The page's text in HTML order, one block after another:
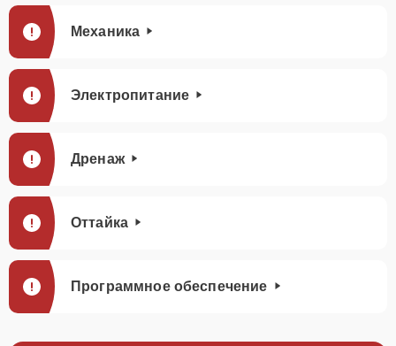
Механика
Электропитание
Дренаж
Оттайка
Программное обеспечение